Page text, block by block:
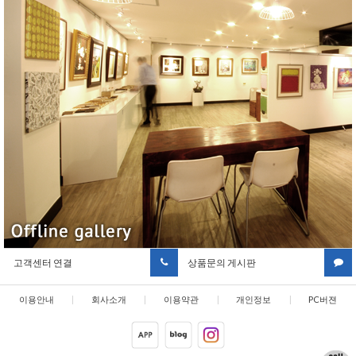
고객센터 연결 상품문의 게시판
이용안내 | 회사소개 | 이용약관 | 개인정보 | PC버젼